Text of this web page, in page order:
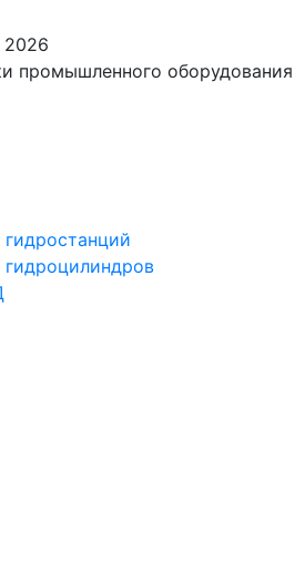
промышленного оборудования
гидростанций
гидроцилиндров